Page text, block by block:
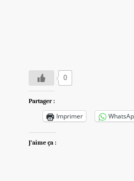
0
Partager :
Imprimer
J’aime ça :